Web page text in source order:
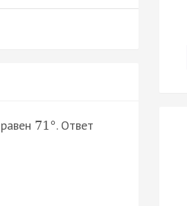
71 °. Ответ